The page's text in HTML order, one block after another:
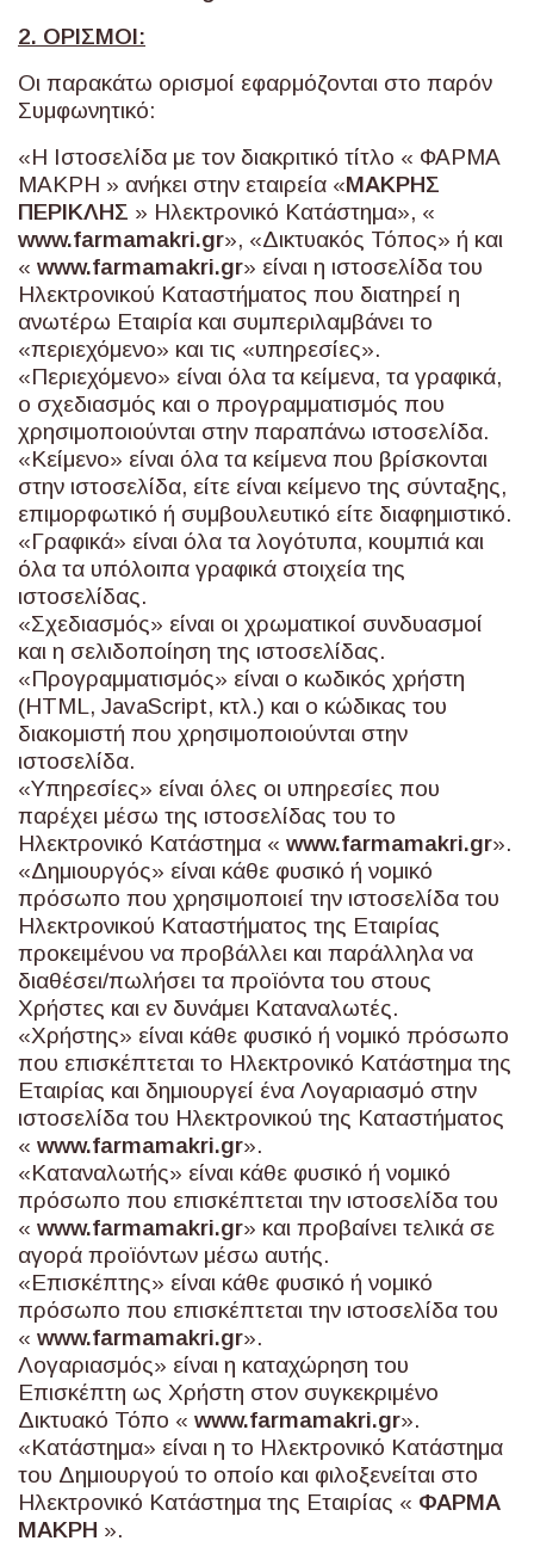
2. ΟΡΙΣΜΟΙ:
Οι παρακάτω ορισμοί εφαρμόζονται στο παρόν
Συμφωνητικό:
«Η Ιστοσελίδα με τον διακριτικό τίτλο « ΦΑΡΜΑ
ΜΑΚΡΗ » ανήκει στην εταιρεία «ΜΑΚΡΗΣ
ΠΕΡΙΚΛΗΣ » Ηλεκτρονικό Κατάστημα», «
www.farmamakri.gr», «Δικτυακός Τόπος» ή και
« www.farmamakri.gr» είναι η ιστοσελίδα του
Ηλεκτρονικού Καταστήματος που διατηρεί η
ανωτέρω Εταιρία και συμπεριλαμβάνει το
«περιεχόμενο» και τις «υπηρεσίες».
«Περιεχόμενο» είναι όλα τα κείμενα, τα γραφικά,
ο σχεδιασμός και ο προγραμματισμός που
χρησιμοποιούνται στην παραπάνω ιστοσελίδα.
«Κείμενο» είναι όλα τα κείμενα που βρίσκονται
στην ιστοσελίδα, είτε είναι κείμενο της σύνταξης,
επιμορφωτικό ή συμβουλευτικό είτε διαφημιστικό.
«Γραφικά» είναι όλα τα λογότυπα, κουμπιά και
όλα τα υπόλοιπα γραφικά στοιχεία της
ιστοσελίδας.
«Σχεδιασμός» είναι οι χρωματικοί συνδυασμοί
και η σελιδοποίηση της ιστοσελίδας.
«Προγραμματισμός» είναι ο κωδικός χρήστη
(HTML, JavaScript, κτλ.) και ο κώδικας του
διακομιστή που χρησιμοποιούνται στην
ιστοσελίδα.
«Υπηρεσίες» είναι όλες οι υπηρεσίες που
παρέχει μέσω της ιστοσελίδας του το
Ηλεκτρονικό Κατάστημα « www.farmamakri.gr».
«Δημιουργός» είναι κάθε φυσικό ή νομικό
πρόσωπο που χρησιμοποιεί την ιστοσελίδα του
Ηλεκτρονικού Καταστήματος της Εταιρίας
προκειμένου να προβάλλει και παράλληλα να
διαθέσει/πωλήσει τα προϊόντα του στους
Χρήστες και εν δυνάμει Καταναλωτές.
«Χρήστης» είναι κάθε φυσικό ή νομικό πρόσωπο
που επισκέπτεται το Ηλεκτρονικό Κατάστημα της
Εταιρίας και δημιουργεί ένα Λογαριασμό στην
ιστοσελίδα του Ηλεκτρονικού της Καταστήματος
« www.farmamakri.gr».
«Καταναλωτής» είναι κάθε φυσικό ή νομικό
πρόσωπο που επισκέπτεται την ιστοσελίδα του
« www.farmamakri.gr» και προβαίνει τελικά σε
αγορά προϊόντων μέσω αυτής.
«Επισκέπτης» είναι κάθε φυσικό ή νομικό
πρόσωπο που επισκέπτεται την ιστοσελίδα του
« www.farmamakri.gr».
Λογαριασμός» είναι η καταχώρηση του
Επισκέπτη ως Χρήστη στον συγκεκριμένο
Δικτυακό Τόπο « www.farmamakri.gr».
«Κατάστημα» είναι η το Ηλεκτρονικό Κατάστημα
του Δημιουργού το οποίο και φιλοξενείται στο
Ηλεκτρονικό Κατάστημα της Εταιρίας « ΦΑΡΜΑ
ΜΑΚΡΗ ».